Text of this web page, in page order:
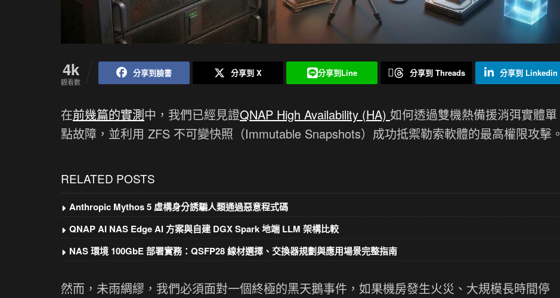
4k
觀看數
分享到臉書 分享到 X 分享到Line 分享到 Threads 分享到 Linkedin
在前幾篇的實測中，我們已經見證QNAP High Availability (HA) 如何透過雙機熱備援消弭實體單
點故障，並利用 ZFS 不可變快照（Immutable Snapshots）成功抵禦勒索軟體的最高權限攻擊。
RELATED POSTS
Anthropic Mythos 5 虛構身分誘騙人類通過惡意程式碼
QNAP AI NAS Edge AI 方案與自建 DGX Spark 地端 LLM 架構比較
NAS 環境 100GbE 部署實務：QSFP28 線材選擇、交換器規劃與應用場景完整指南
然而，未雨綢繆，我們必須面對一個終極的黑天鵝事件，如果機房發生火災、大規模長時間停